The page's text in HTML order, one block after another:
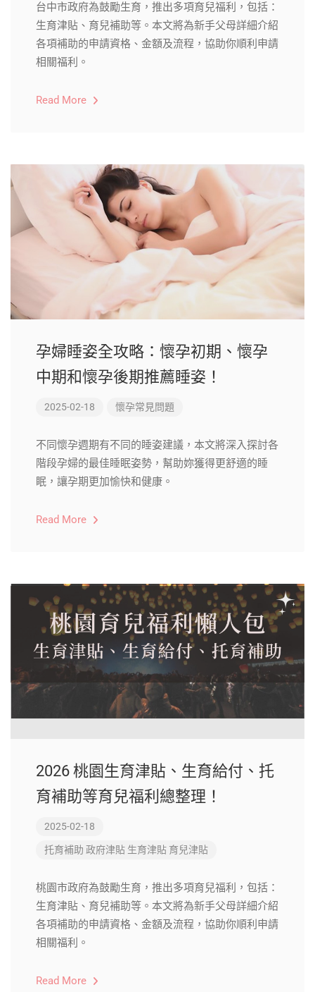
台中市政府為鼓勵生育，推出多項育兒福利，包括：
生育津貼、育兒補助等。本文將為新手父母詳細介紹
各項補助的申請資格、金額及流程，協助你順利申請
相關福利。
Read More
孕婦睡姿全攻略：懷孕初期、懷孕
中期和懷孕後期推薦睡姿！
2025-02-18 懷孕常見問題
不同懷孕週期有不同的睡姿建議，本文將深入探討各
階段孕婦的最佳睡眠姿勢，幫助妳獲得更舒適的睡
眠，讓孕期更加愉快和健康。
Read More
2026 桃園生育津貼、生育給付、托
育補助等育兒福利總整理！
2025-02-18
托育補助 政府津貼 生育津貼 育兒津貼
桃園市政府為鼓勵生育，推出多項育兒福利，包括：
生育津貼、育兒補助等。本文將為新手父母詳細介紹
各項補助的申請資格、金額及流程，協助你順利申請
相關福利。
Read More